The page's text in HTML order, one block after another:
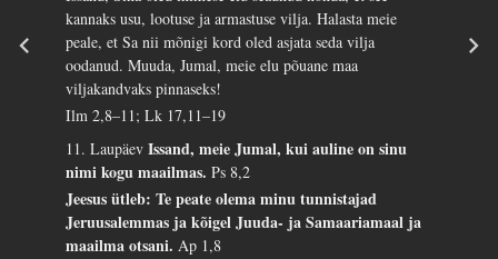
kannaks usu, lootuse ja armastuse vilja. Halasta meie
peale, et Sa nii mõnigi kord oled asjata seda vilja
oodanud. Muuda, Jumal, meie elu põuane maa
viljakandvaks pinnaseks!
Ilm 2,8–11; Lk 17,11–19
11. LaupäevIssand, meie Jumal, kui auline on sinu
nimi kogu maailmas.Ps 8,2
Jeesus ütleb: Te peate olema minu tunnistajad
Jeruusalemmas ja kõigel Juuda- ja Samaariamaal ja
maailma otsani.Ap 1,8